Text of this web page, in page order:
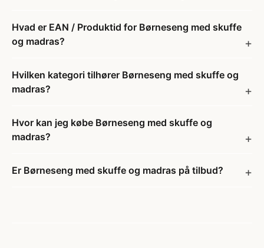
Hvad er EAN / Produktid for Børneseng med skuffe
og madras?
Hvilken kategori tilhører Børneseng med skuffe og
madras?
Hvor kan jeg købe Børneseng med skuffe og
madras?
Er Børneseng med skuffe og madras på tilbud?